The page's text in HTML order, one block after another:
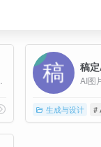
稿
生成与设计 #